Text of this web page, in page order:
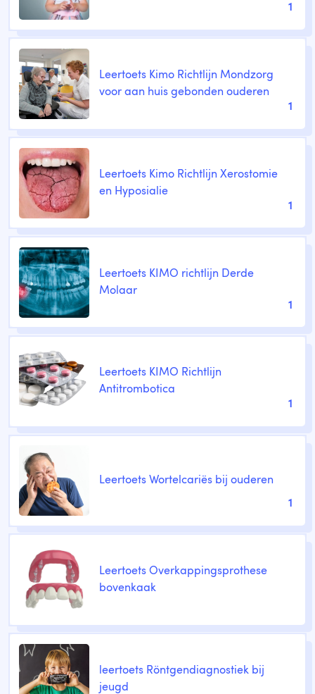
1
Leertoets Kimo Richtlijn Mondzorg
voor aan huis gebonden ouderen
1
Leertoets Kimo Richtlijn Xerostomie
en Hyposialie
1
Leertoets KIMO richtlijn Derde
Molaar
1
Leertoets KIMO Richtlijn
Antitrombotica
1
Leertoets Wortelcariës bij ouderen
1
Leertoets Overkappingsprothese
bovenkaak
leertoets Röntgendiagnostiek bij
jeugd